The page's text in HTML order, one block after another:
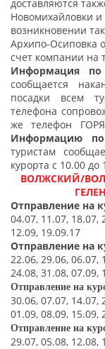
доставляются
Новомихайловки и
возникновении
Архипо-Осиповка
счет компании на
Информация по
сообщается
посадки всем
телефона
же телефон
Информацию по
туристам
курорта с 10.00 до
ВОЛЖСКИЙ/
Отправление на
04.07, 11.07, 18.07,
12.09, 19.09.17
Отправление на
22.06, 29.06, 06.07,
24.08, 31.08, 07.09,
Отправление на
30.06, 07.07, 14.07,
01.09, 08.09, 1 5.09,
Отправление на
29.07, 05.08, 12.08,